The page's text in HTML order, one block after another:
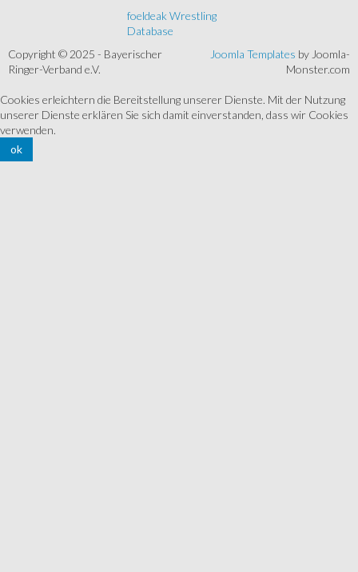
foeldeak Wrestling
Database
Copyright © 2025 - Bayerischer
Ringer-Verband e.V.
Joomla Templates by Joomla-
Monster.com
Cookies erleichtern die Bereitstellung unserer Dienste. Mit der Nutzung
unserer Dienste erklären Sie sich damit einverstanden, dass wir Cookies
verwenden.
ok